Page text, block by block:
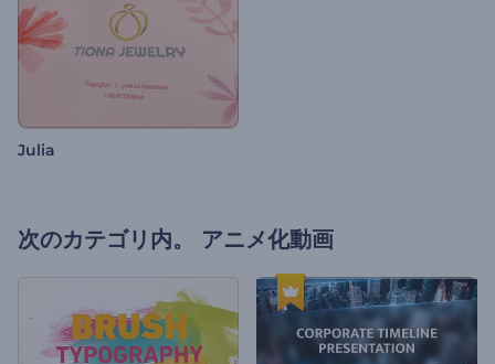
Julia
次のカテゴリ内。 アニメ化動画